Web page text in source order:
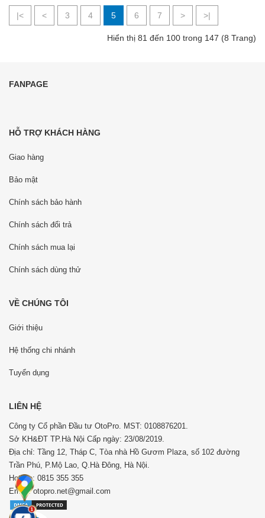
|< < 3 4 5 6 7 > >|
Hiển thị 81 đến 100 trong 147 (8 Trang)
FANPAGE
HỖ TRỢ KHÁCH HÀNG
Giao hàng
Bảo mật
Chính sách bảo hành
Chính sách đổi trả
Chính sách mua lại
Chính sách dùng thử
VỀ CHÚNG TÔI
Giới thiệu
Hệ thống chi nhánh
Tuyển dụng
LIÊN HỆ
Công ty Cổ phần Đầu tư OtoPro. MST: 0108876201.
Sở KH&ĐT TP.Hà Nội Cấp ngày: 23/08/2019.
Địa chỉ: Tầng 12, Tháp C, Tòa nhà Hồ Gươm Plaza, số 102 đường
Trần Phú, P.Mộ Lao, Q.Hà Đông, Hà Nội.
Hotline: 0815 355 355
Email: otopro.net@gmail.com